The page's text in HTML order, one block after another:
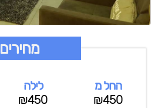
מחירים
החל מ
₪450
לילה
₪450